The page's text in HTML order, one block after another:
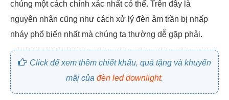
chúng một cách chính xác nhất có thể. Trên đây là
nguyên nhân cũng như cách xử lý đèn âm trần bị nhấp
nháy phổ biến nhất mà chúng ta thường dễ gặp phải.
Click để xem thêm chiết khấu, quà tặng và khuyến
mãi của đèn led downlight.